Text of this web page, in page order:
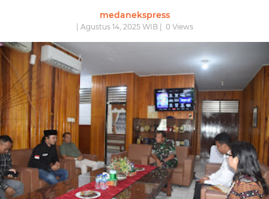
medanekspress
| Agustus 14, 2025 WIB | 0Views